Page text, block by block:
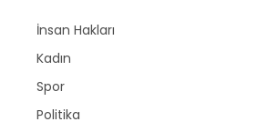
İnsan Hakları
Kadın
Spor
Politika